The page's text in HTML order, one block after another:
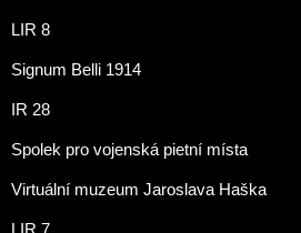
LIR 8
Signum Belli 1914
IR 28
Spolek pro vojenská pietní místa
Virtuální muzeum Jaroslava Haška
LIR 7